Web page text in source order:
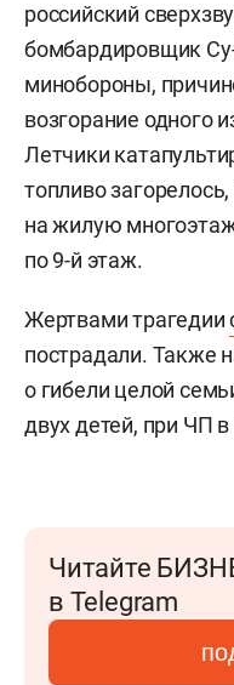
российский
бомбардировщик
минобороны,
возгорание одного
Летчики
топливо
на жилую
по 9-й этаж.
Жертвами трагедии
пострадали. Также
о гибели целой
двух детей, при ЧП в
Читайте
в Telegram